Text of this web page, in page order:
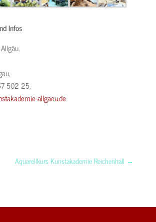
Infos
502 25,
allgaeu.de
Aquarellkurs Kunstakademie Reichenhall →